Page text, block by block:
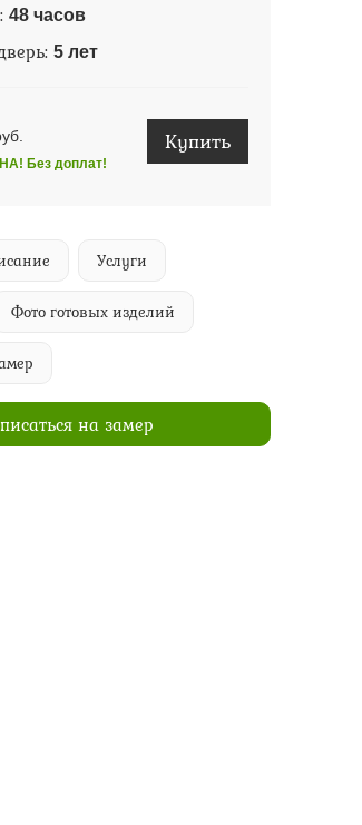
48 часов
5 лет
Без доплат!
Купить
Услуги
Фото готовых изделий
на замер